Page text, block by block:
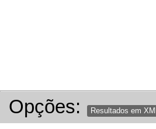
Opções: Resultados em XML